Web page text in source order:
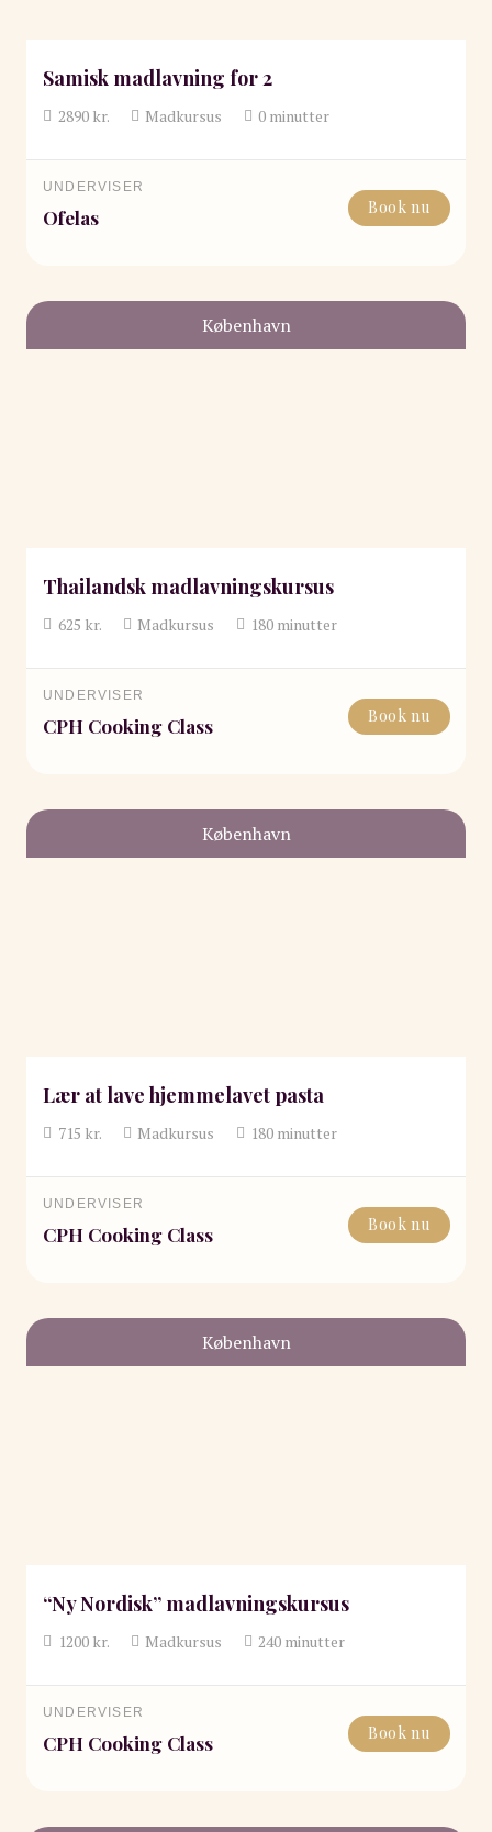
Samisk madlavning for 2
2890kr. Madkursus 0 minutter
UNDERVISER
Ofelas Book nu
København
Thailandsk madlavningskursus
625 kr. Madkursus 180 minutter
UNDERVISER
CPH Cooking Class Book nu
København
Lær at lave hjemmelavet pasta
715 kr. Madkursus 180 minutter
UNDERVISER
CPH Cooking Class Book nu
København
“Ny Nordisk” madlavningskursus
1200kr. Madkursus 240 minutter
UNDERVISER
CPH Cooking Class Book nu